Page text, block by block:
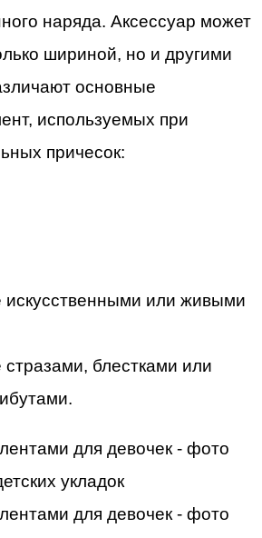
наряда. Аксессуар может
шириной, но и другими
основные
используемых при
причесок:
или живыми
блестками или